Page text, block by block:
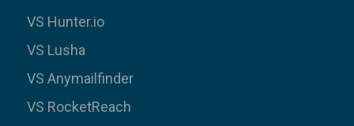
VS Hunter.io
VS Lusha
VS Anymailfinder
VS RocketReach